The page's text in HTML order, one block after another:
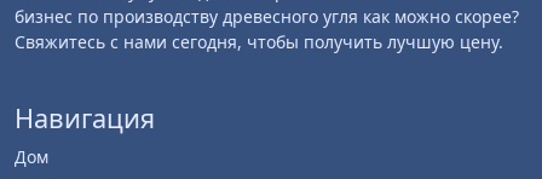
бизнес по производству древесного угля как можно скорее?
Свяжитесь с нами сегодня, чтобы получить лучшую цену.
Навигация
Дом